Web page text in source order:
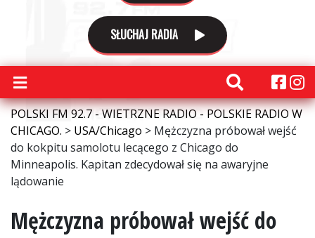
SŁUCHAJ RADIA
POLSKI FM 92.7 - WIETRZNE RADIO - POLSKIE RADIO W
CHICAGO. > USA/Chicago > Mężczyzna próbował wejść
do kokpitu samolotu lecącego z Chicago do
Minneapolis. Kapitan zdecydował się na awaryjne
lądowanie
Mężczyzna próbował wejść do